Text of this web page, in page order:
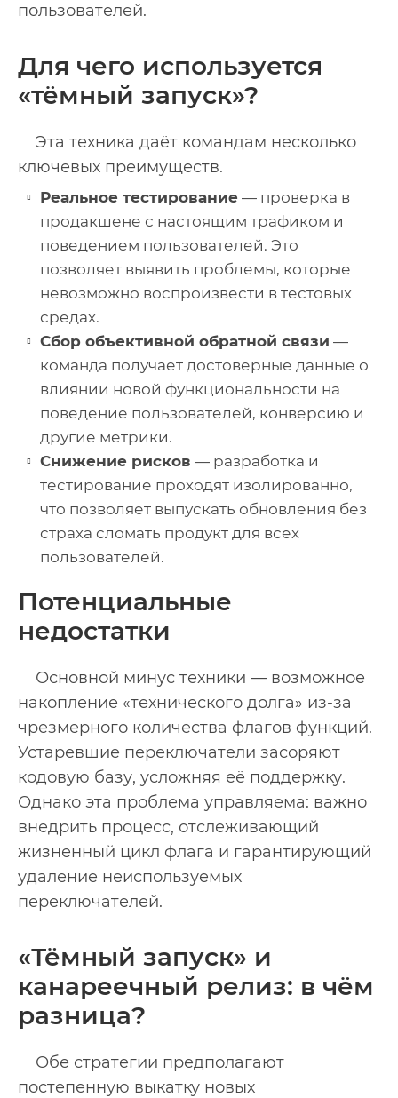
пользователей.
Для чего используется
«тёмный запуск»?
Эта техника даёт командам несколько
ключевых преимуществ.
Реальное тестирование — проверка в
продакшене с настоящим трафиком и
поведением пользователей. Это
позволяет выявить проблемы, которые
невозможно воспроизвести в тестовых
средах.
Сбор объективной обратной связи —
команда получает достоверные данные о
влиянии новой функциональности на
поведение пользователей, конверсию и
другие метрики.
Снижение рисков — разработка и
тестирование проходят изолированно,
что позволяет выпускать обновления без
страха сломать продукт для всех
пользователей.
Потенциальные
недостатки
Основной минус техники — возможное
накопление «технического долга» из-за
чрезмерного количества флагов функций.
Устаревшие переключатели засоряют
кодовую базу, усложняя её поддержку.
Однако эта проблема управляема: важно
внедрить процесс, отслеживающий
жизненный цикл флага и гарантирующий
удаление неиспользуемых
переключателей.
«Тёмный запуск» и
канареечный релиз: в чём
разница?
Обе стратегии предполагают
постепенную выкатку новых